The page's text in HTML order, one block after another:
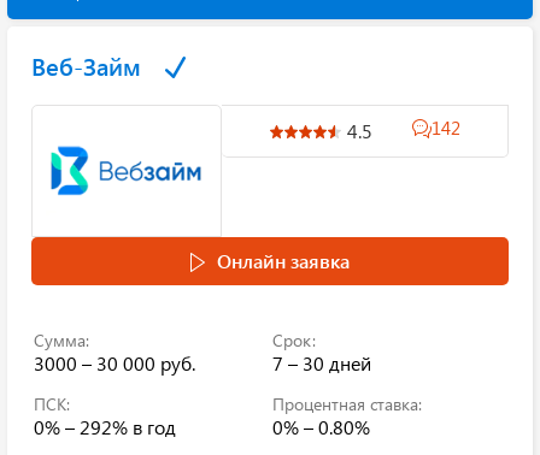
Веб-Займ
4.5 142
Онлайн заявка
Сумма:
3000 – 30 000 руб.
Срок:
7 – 30 дней
ПСК:
0% – 292% в год
Процентная ставка:
0% – 0.80%